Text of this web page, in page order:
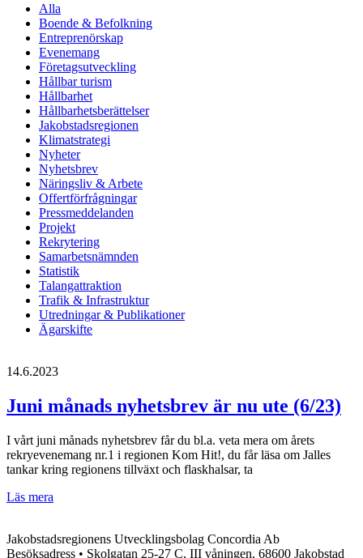
Alla
Boende & Befolkning
Entreprenörskap
Evenemang
Företagsutveckling
Hållbar turism
Hållbarhet
Hållbarhetsberättelser
Jakobstadsregionen
Klimatstrategi
Nyheter
Nyhetsbrev
Näringsliv & Arbete
Offertförfrågningar
Pressmeddelanden
Projekt
Rekrytering
Samarbetsnämnden
Statistik
Talangattraktion
Trafik & Infrastruktur
Utredningar & Publikationer
Ägarskifte
14.6.2023
Juni månads nyhetsbrev är nu ute (6/23)
I vårt juni månads nyhetsbrev får du bl.a. veta mera om årets
rekryevenemang nr.1 i regionen Kom Hit!, du får läsa om Jalles
tankar kring regionens tillväxt och flaskhalsar, ta
Läs mera
är
nu
Jakobstadsregionens Utvecklingsbolag Concordia Ab
Besöksadress • Skolgatan 25-27 C, III våningen, 68600 Jakobstad